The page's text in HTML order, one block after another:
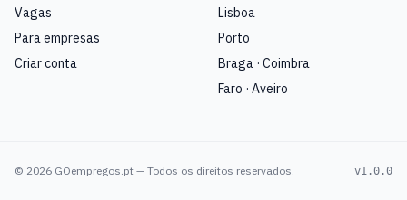
Vagas
Para empresas
Criar conta
Lisboa
Porto
Braga · Coimbra
Faro · Aveiro
© 2026 GOempregos.pt — Todos os direitos reservados. v1.0.0